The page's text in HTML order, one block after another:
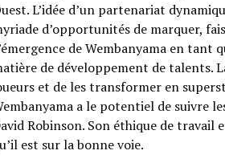
L’idée d’un partenariat
d’opportunités de marquer,
de Wembanyama en tant
de développement de talents.
et de les transformer en
a le potentiel de suivre
Robinson. Son éthique de
est sur la bonne voie.